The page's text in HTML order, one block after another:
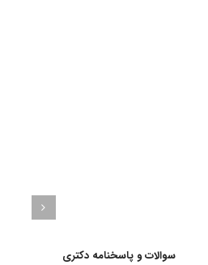
سوالات و پاسخنامه دکتری